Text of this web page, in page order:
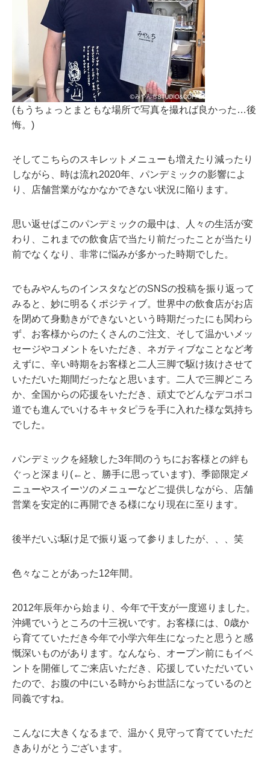
(もうちょっとまともな場所で写真を撮れば良かった…後
悔。)
そしてこちらのスキレットメニューも増えたり減ったり
しながら、時は流れ2020年、パンデミックの影響によ
り、店舗営業がなかなかできない状況に陥ります。
思い返せばこのパンデミックの最中は、人々の生活が変
わり、これまでの飲食店で当たり前だったことが当たり
前でなくなり、非常に悩みが多かった時期でした。
でもみやんちのインスタなどのSNSの投稿を振り返って
みると、妙に明るくポジティブ。世界中の飲食店がお店
を閉めて身動きができないという時期だったにも関わら
ず、お客様からのたくさんのご注文、そして温かいメッ
セージやコメントをいただき、ネガティブなことなど考
えずに、辛い時期をお客様と二人三脚で駆け抜けさせて
いただいた期間だったなと思います。二人で三脚どころ
か、全国からの応援をいただき、頑丈でどんなデコボコ
道でも進んでいけるキャタピラを手に入れた様な気持ち
でした。
パンデミックを経験した3年間のうちにお客様との絆も
ぐっと深まり(←と、勝手に思っています)、季節限定メ
ニューやスイーツのメニューなどご提供しながら、店舗
営業を安定的に再開できる様になり現在に至ります。
後半だいぶ駆け足で振り返って参りましたが、、、笑
色々なことがあった12年間。
2012年辰年から始まり、今年で干支が一度巡りました。
沖縄でいうところの十三祝いです。お客様には、0歳か
ら育てていただき今年で小学六年生になったと思うと感
慨深いものがあります。なんなら、オープン前にもイベ
ントを開催してご来店いただき、応援していただいてい
たので、お腹の中にいる時からお世話になっているのと
同義ですね。
こんなに大きくなるまで、温かく見守って育てていただ
きありがとうございます。